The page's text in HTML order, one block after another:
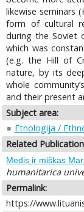
likewise seminars
form of cultural
during the Soviet
which was
(e.g. the Hill of
nature, by its
whole
and their present
Subject area:
Etnologija /
Related
Medis ir miškas
humanitarica
Permalink:
https://